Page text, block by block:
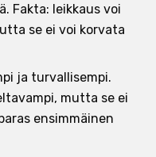
Fakta: leikkaus voi
se ei voi korvata
ja turvallisempi.
mutta se ei
ensimmäinen